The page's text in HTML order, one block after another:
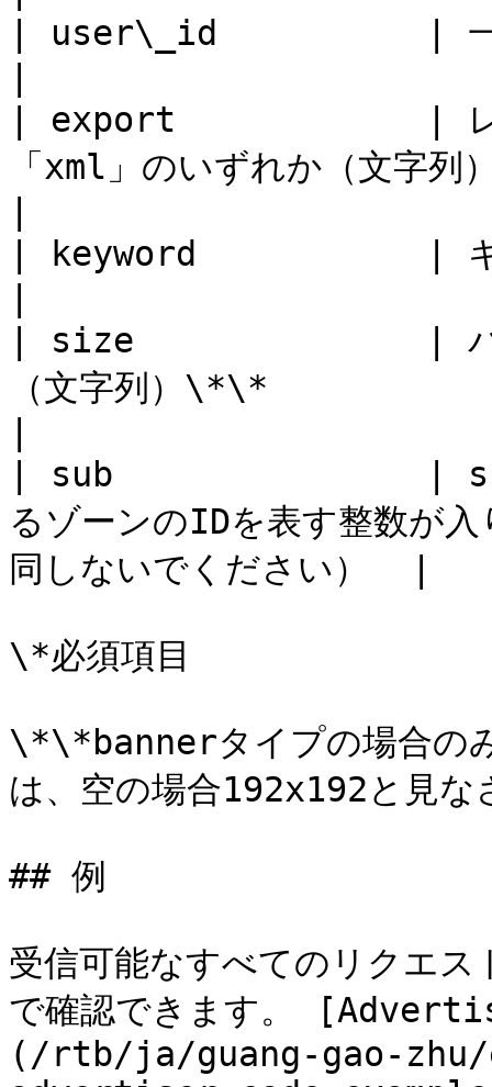
| user\_id          | 一意
| export            | レス
「xml」のいずれか（文字列
| keyword           | キー
| size              | パブリ
（文字列）\*\*
| sub               | subに
るゾーンのIDを表す整数が
同しないでください）  |
\*必須項目
\*\*bannerタイプの場合
は、空の場合192x192と見な
## 例
受信可能なすべてのリクエ
で確認できます。
(/rtb/ja/guang-gao-